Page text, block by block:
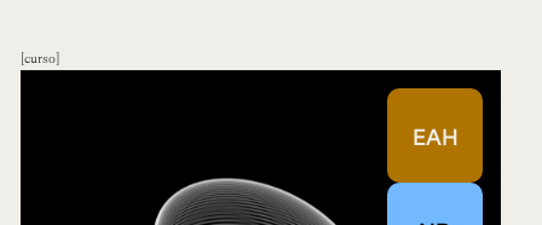
curso
EAH